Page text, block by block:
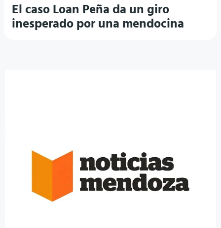
El caso Loan Peña da un giro
inesperado por una mendocina